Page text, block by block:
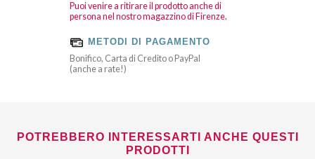
Puoi venire a ritirare il prodotto anche di
persona nel nostro magazzino di Firenze.
METODI DI PAGAMENTO
Bonifico, Carta di Credito o PayPal
(anche a rate!)
POTREBBERO INTERESSARTI ANCHE QUESTI
PRODOTTI